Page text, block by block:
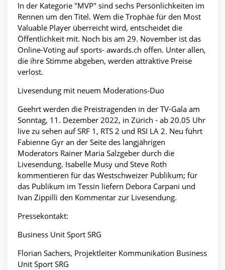
In der Kategorie "MVP" sind sechs Persönlichkeiten im
Rennen um den Titel. Wem die Trophäe für den Most
Valuable Player überreicht wird, entscheidet die
Öffentlichkeit mit. Noch bis am 29. November ist das
Online-Voting aufsports- awards.ch offen. Unter allen,
die ihre Stimme abgeben, werden attraktive Preise
verlost.
Livesendung mit neuem Moderations-Duo
Geehrt werden die Preistragenden in der TV-Gala am
Sonntag, 11. Dezember 2022, in Zürich - ab 20.05 Uhr
live zu sehen auf SRF 1, RTS 2 und RSI LA 2. Neu führt
Fabienne Gyr an der Seite des langjährigen
Moderators Rainer Maria Salzgeber durch die
Livesendung. Isabelle Musy und Steve Roth
kommentieren für das Westschweizer Publikum; für
das Publikum im Tessin liefern Debora Carpani und
Ivan Zippilli den Kommentar zur Livesendung.
Pressekontakt:
Business Unit Sport SRG
Florian Sachers, Projektleiter Kommunikation Business
Unit Sport SRG